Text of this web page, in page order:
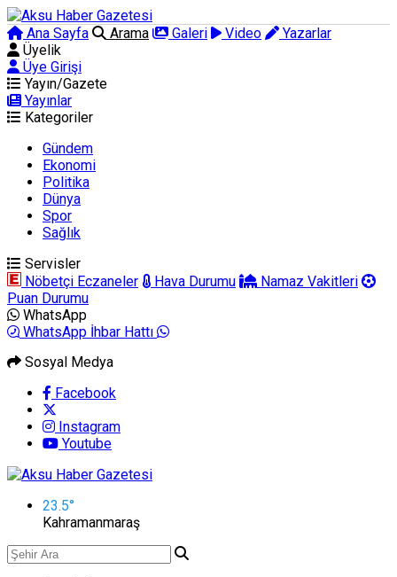
Ana Sayfa Arama Galeri Video
Yazarlar
Üyelik
Üye Girişi
Yayın/Gazete
Yayınlar
Kategoriler
Gündem
Ekonomi
Politika
Dünya
Spor
Sağlık
Servisler
Nöbetçi Eczaneler
Hava Durumu
Namaz Vakitleri
Puan Durumu
WhatsApp
WhatsApp İhbar Hattı
Sosyal Medya
Facebook
Instagram
Youtube
23.5°
Kahramanmaraş